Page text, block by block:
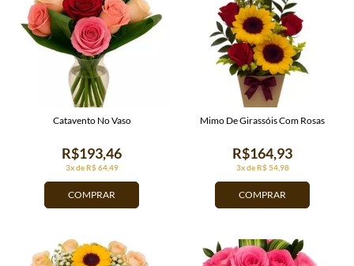
COMPRAR
3x de R$ 64,49
R$193,46
Catavento No Vaso
COMPRAR
3x de R$ 54,98
R$164,93
Mimo De Girassóis Com Rosas